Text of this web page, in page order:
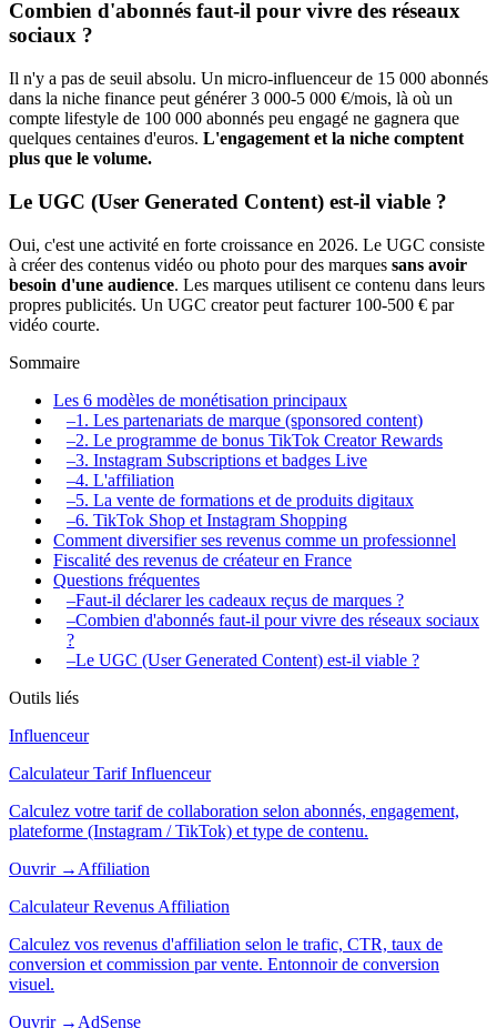
Combien d'abonnés faut-il pour vivre des réseaux
sociaux ?
Il n'y a pas de seuil absolu. Un micro-influenceur de 15 000 abonnés
dans la niche finance peut générer 3 000-5 000 €/mois, là où un
compte lifestyle de 100 000 abonnés peu engagé ne gagnera que
quelques centaines d'euros. L'engagement et la niche comptent
plus que le volume.
Le UGC (User Generated Content) est-il viable ?
Oui, c'est une activité en forte croissance en 2026. Le UGC consiste
à créer des contenus vidéo ou photo pour des marques sans avoir
besoin d'une audience. Les marques utilisent ce contenu dans leurs
propres publicités. Un UGC creator peut facturer 100-500 € par
vidéo courte.
Sommaire
Les 6 modèles de monétisation principaux
–1. Les partenariats de marque (sponsored content)
–2. Le programme de bonus TikTok Creator Rewards
–3. Instagram Subscriptions et badges Live
–4. L'affiliation
–5. La vente de formations et de produits digitaux
–6. TikTok Shop et Instagram Shopping
Comment diversifier ses revenus comme un professionnel
Fiscalité des revenus de créateur en France
Questions fréquentes
–Faut-il déclarer les cadeaux reçus de marques ?
–Combien d'abonnés faut-il pour vivre des réseaux sociaux
?
–Le UGC (User Generated Content) est-il viable ?
Outils liés
Influenceur
Calculateur Tarif Influenceur
Calculez votre tarif de collaboration selon abonnés, engagement,
plateforme (Instagram / TikTok) et type de contenu.
Ouvrir → Affiliation
Calculateur Revenus Affiliation
Calculez vos revenus d'affiliation selon le trafic, CTR, taux de
conversion et commission par vente. Entonnoir de conversion
visuel.
Ouvrir → AdSense